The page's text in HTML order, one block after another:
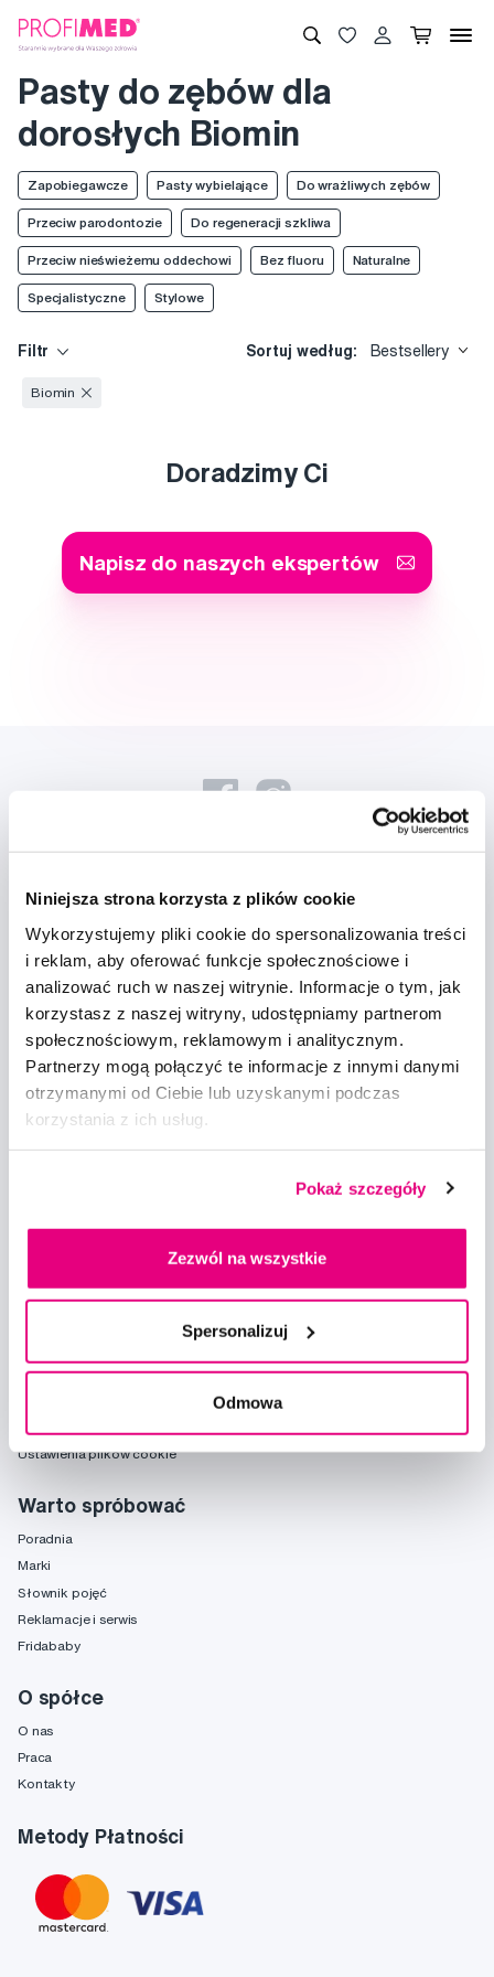
Niniejsza strona korzysta z plików cookie
Wykorzystujemy pliki cookie do spersonalizowania treści
i reklam, aby oferować funkcje społecznościowe i
analizować ruch w naszej witrynie. Informacje o tym, jak
korzystasz z naszej witryny, udostępniamy partnerom
społecznościowym, reklamowym i analitycznym.
Partnerzy mogą połączyć te informacje z innymi danymi
otrzymanymi od Ciebie lub uzyskanymi podczas
korzystania z ich usług.
Pokaż szczegóły
Zezwól na wszystkie
Spersonalizuj
Odmowa
Pasty do zębów dla
dorosłych Biomin
Zapobiegawcze Pasty wybielające Do wrażliwych zębów
Przeciw parodontozie Do regeneracji szkliwa
Przeciw nieświeżemu oddechowi Bez fluoru Naturalne
Specjalistyczne Stylowe
Filtr Sortuj według: Bestsellery
Biomin
Doradzimy Ci
Napisz do naszych ekspertów
Doradzimy
Zapytaj o poradę
Wszystko o zakupach
Warunki handlowe
Ustawienia plików cookie
Warto spróbować
Poradnia
Marki
Słownik pojęć
Reklamacje i serwis
Fridababy
O spółce
O nas
Praca
Kontakty
Metody Płatności
Nowości i oferty
Zapisz się
Chcę otrzymywać informacje o nowościach i ofertach specjalnych i
wyrażam zgodę na
przetwarzanie danych osobowych